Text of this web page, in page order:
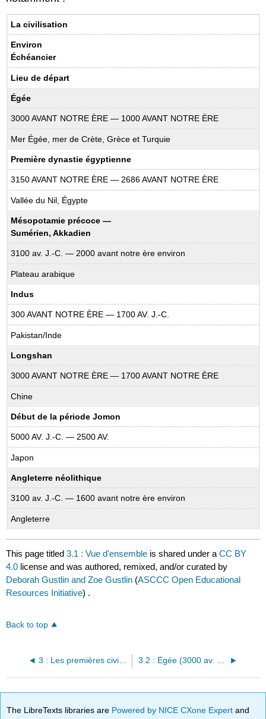
La civilisation
Environ
Échéancier
Lieu de départ
Égée
3000 AVANT NOTRE ÈRE — 1000 AVANT NOTRE ÈRE
Mer Égée, mer de Crète, Grèce et Turquie
Première dynastie égyptienne
3150 AVANT NOTRE ÈRE — 2686 AVANT NOTRE ÈRE
Vallée du Nil, Égypte
Mésopotamie précoce —
Sumérien, Akkadien
3100 av. J.-C. — 2000 avant notre ère environ
Plateau arabique
Indus
300 AVANT NOTRE ÈRE — 1700 AV. J.-C.
Pakistan/Inde
Longshan
3000 AVANT NOTRE ÈRE — 1700 AVANT NOTRE ÈRE
Chine
Début de la période Jomon
5000 AV. J.-C. — 2500 AV.
Japon
Angleterre néolithique
3100 av. J.-C. — 1600 avant notre ère environ
Angleterre
This page titled3.1 : Vue d'ensemble is shared under aCC BY
4.0 license and was authored, remixed, and/or curated by
Deborah Gustlin and Zoe Gustlin (ASCCC Open Educational
Resources Initiative) .
Back to top
3 : Les premières civilisations et leur art (5000 av. J.-C. — 1900 av. J.-C.)
The LibreTexts libraries are Powered by NICE CXone Expertand